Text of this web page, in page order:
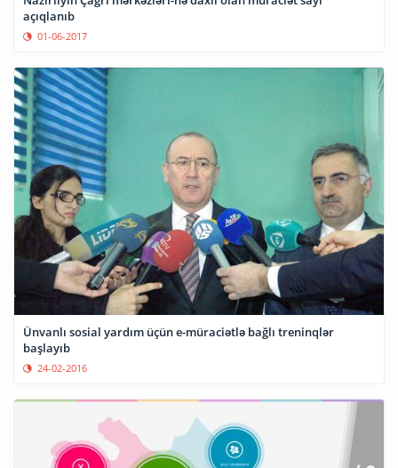
açıqlanıb
01-06-2017
Ünvanlı sosial yardım üçün e-müraciətlə bağlı treninqlər
başlayıb
24-02-2016